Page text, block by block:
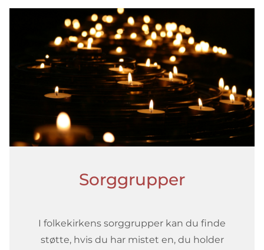
Sorggrupper
I folkekirkens sorggrupper kan du finde
støtte, hvis du har mistet en, du holder